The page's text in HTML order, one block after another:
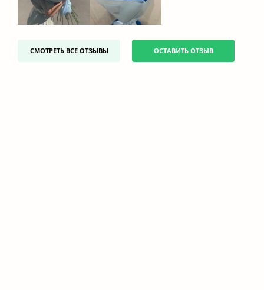
СМОТРЕТЬ ВСЕ ОТЗЫВЫ ОСТАВИТЬ ОТЗЫВ